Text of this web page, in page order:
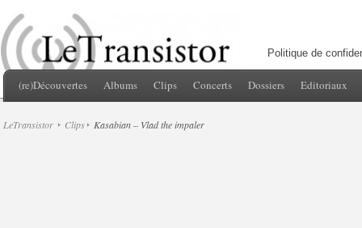
Politique de
(re)Découvertes Albums Clips Concerts Dossiers Editoriaux
LeTransistor Clips Kasabian – Vlad the impaler